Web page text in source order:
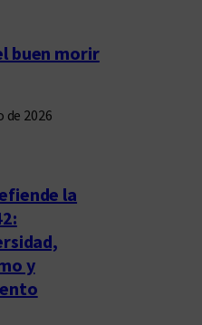
buen morir
de 2026
la
y